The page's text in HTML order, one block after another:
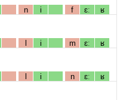
n i f ɛː ʁ
l i m ɛː ʁ
l i n ɛː ʁ